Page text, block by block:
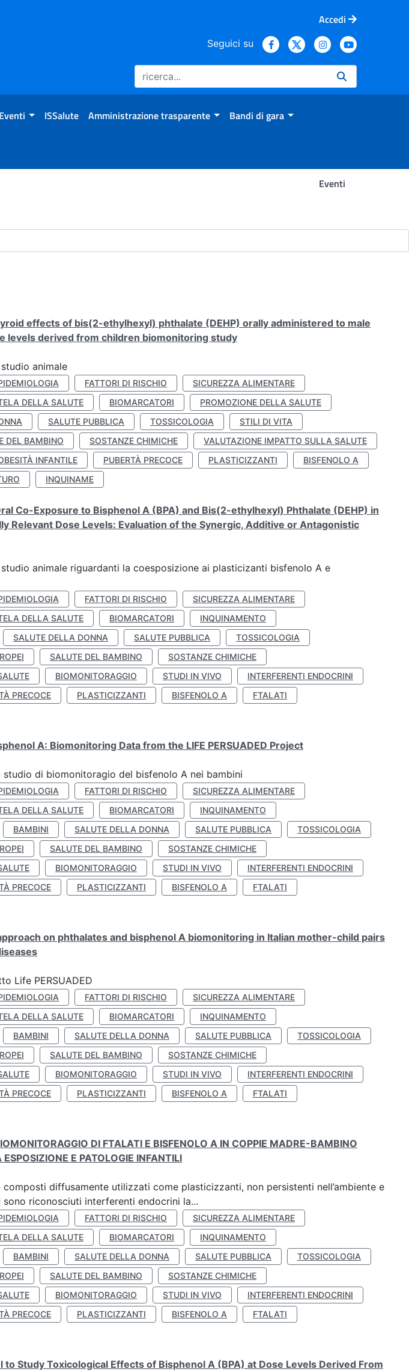
Accedi
Seguici su
Eventi ISSalute Amministrazione trasparente Bandi di gara
Eventi
effects of bis(2-ethylhexyl) phthalate (DEHP) orally administered to male
levels derived from children biomonitoring study
animale
FATTORI DI RISCHIO
SICUREZZA ALIMENTARE
DELLA SALUTE BIOMARCATORI
PROMOZIONE DELLA SALUTE
SALUTE PUBBLICA TOSSICOLOGIA
STILI DI VITA
DEL BAMBINO SOSTANZE CHIMICHE
VALUTAZIONE IMPATTO SULLA SALUTE
INFANTILE PUBERTÀ PRECOCE PLASTICIZZANTI
BISFENOLO A
INQUINAME
Co-Exposure to Bisphenol A (BPA) and Bis(2-ethylhexyl) Phthalate (DEHP) in
Relevant Dose Levels: Evaluation of the Synergic, Additive or Antagonistic
animale riguardanti la coesposizione ai plasticizanti bisfenolo A e
FATTORI DI RISCHIO
SICUREZZA ALIMENTARE
DELLA SALUTE BIOMARCATORI
INQUINAMENTO
SALUTE DELLA DONNA SALUTE PUBBLICA
TOSSICOLOGIA
SALUTE DEL BAMBINO
SOSTANZE CHIMICHE
BIOMONITORAGGIO STUDI IN VIVO
INTERFERENTI ENDOCRINI
PRECOCE PLASTICIZZANTI BISFENOLO A
FTALATI
A: Biomonitoring Data from the LIFE PERSUADED Project
studio di biomonitoragio del bisfenolo A nei bambini
FATTORI DI RISCHIO
SICUREZZA ALIMENTARE
DELLA SALUTE BIOMARCATORI
INQUINAMENTO
BAMBINI SALUTE DELLA DONNA SALUTE PUBBLICA
TOSSICOLOGIA
SALUTE DEL BAMBINO
SOSTANZE CHIMICHE
BIOMONITORAGGIO STUDI IN VIVO
INTERFERENTI ENDOCRINI
PRECOCE PLASTICIZZANTI BISFENOLO A
FTALATI
on phthalates and bisphenol A biomonitoring in Italian mother-child pairs
Life PERSUADED
FATTORI DI RISCHIO
SICUREZZA ALIMENTARE
DELLA SALUTE BIOMARCATORI
INQUINAMENTO
BAMBINI SALUTE DELLA DONNA SALUTE PUBBLICA
TOSSICOLOGIA
SALUTE DEL BAMBINO
SOSTANZE CHIMICHE
BIOMONITORAGGIO STUDI IN VIVO
INTERFERENTI ENDOCRINI
PRECOCE PLASTICIZZANTI BISFENOLO A
FTALATI
DI FTALATI E BISFENOLO A IN COPPIE MADRE-BAMBINO
E PATOLOGIE INFANTILI
composti diffusamente utilizzati come plasticizzanti, non persistenti nell’ambiente e
riconosciuti interferenti endocrini la...
FATTORI DI RISCHIO
SICUREZZA ALIMENTARE
DELLA SALUTE BIOMARCATORI
INQUINAMENTO
BAMBINI SALUTE DELLA DONNA SALUTE PUBBLICA
TOSSICOLOGIA
SALUTE DEL BAMBINO
SOSTANZE CHIMICHE
BIOMONITORAGGIO STUDI IN VIVO
INTERFERENTI ENDOCRINI
PRECOCE PLASTICIZZANTI BISFENOLO A
FTALATI
Study Toxicological Effects of Bisphenol A (BPA) at Dose Levels Derived From